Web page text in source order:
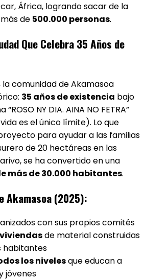
África, logrando sacar de la
de 500.000 personas.
Que Celebra 35 Años de
comunidad de Akamasoa
35 años de existencia bajo
NY DIA. AINA NO FETRA”
es el único límite). Lo que
para ayudar a las familias
de 20 hectáreas en las
se ha convertido en una
más de 30.000 habitantes.
Akamasoa (2025):
con sus propios comités
de material construidas
habitantes
los nivelesque educan a
jóvenes